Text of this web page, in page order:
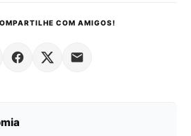
COM AMIGOS!